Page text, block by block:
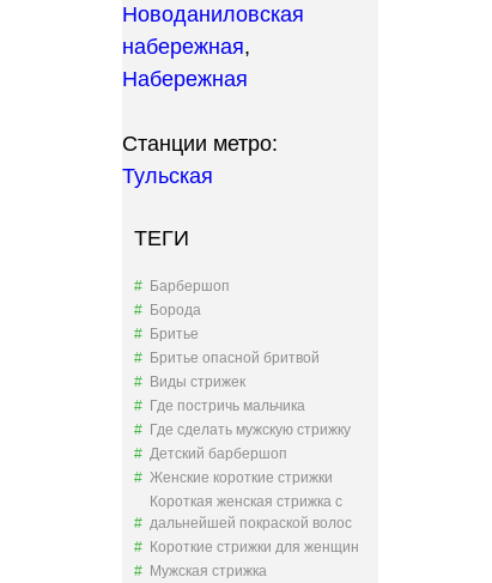
Новоданиловская
набережная,
Набережная
Станции метро:
Тульская
ТЕГИ
Барбершоп
Борода
Бритье
Бритье опасной бритвой
Виды стрижек
Где постричь мальчика
Где сделать мужскую стрижку
Детский барбершоп
Женские короткие стрижки
Короткая женская стрижка с
дальнейшей покраской волос
Короткие стрижки для женщин
Мужская стрижка